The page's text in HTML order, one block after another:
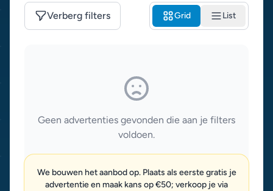
Verberg filters Grid List
Geen advertenties gevonden die aan je filters
voldoen.
We bouwen het aanbod op. Plaats als eerste gratis je
advertentie en maak kans op €50; verkoop je via